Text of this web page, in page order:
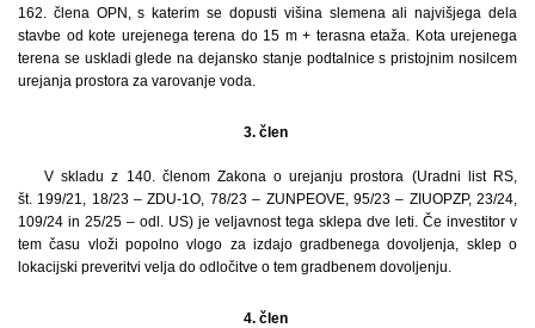
162. člena OPN, s katerim se dopusti višina slemena ali najvišjega dela
stavbe od kote urejenega terena do 15 m + terasna etaža. Kota urejenega
terena se uskladi glede na dejansko stanje podtalnice s pristojnim nosilcem
urejanja prostora za varovanje voda.
3. člen
V skladu z 140. členom Zakona o urejanju prostora (Uradni list RS,
št. 199/21, 18/23 – ZDU-1O, 78/23 – ZUNPEOVE, 95/23 – ZIUOPZP, 23/24,
109/24 in 25/25 – odl. US) je veljavnost tega sklepa dve leti. Če investitor v
tem času vloži popolno vlogo za izdajo gradbenega dovoljenja, sklep o
lokacijski preveritvi velja do odločitve o tem gradbenem dovoljenju.
4. člen